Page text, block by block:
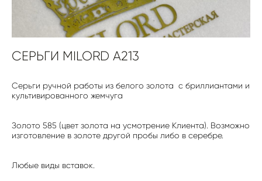
СЕРЬГИ MILORD A213
Серьги ручной работы из белого золота с бриллиантами и
культивированного жемчуга
Золото 585 (цвет золота на усмотрение Клиента). Возможно
изготовление в золоте другой пробы либо в серебре.
Любые виды вставок.